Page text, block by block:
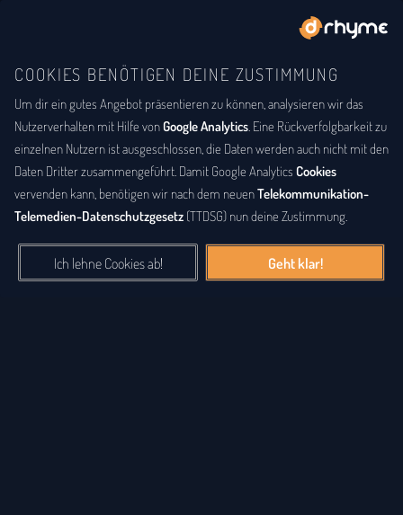
COOKIES BENÖTIGEN DEINE ZUSTIMMUNG
Um dir ein gutes Angebot präsentieren zu können, analysieren wir das
Nutzerverhalten mit Hilfe vonGoogle Analytics. Eine Rückverfolgbarkeit zu
einzelnen Nutzern ist ausgeschlossen, die Daten werden auch nicht mit den
Daten Dritter zusammengeführt. Damit Google Analytics Cookies
vervenden kann, benötigen wir nach dem neuenTelekommunikation-
Telemedien-Datenschutzgesetz (TTDSG) nun deine Zustimmung.
Ich lehne Cookies ab! Geht klar!
BUCHSTABENTAUSCH ANAGRAMM
Anagramm-Lexikon
DasAnagrammlexikonbietet eine alphabetische Auflistung aller
Wörter, zu denen Anagramme existieren. EinAnagrammist eine
Buchstabenfolge, die durch Vertauschung der Buchstaben einer
Wörter und auch ganze Sätze sein. Bei diesem Lexikon hingegen
geht es einzig um real existierende, einzelne Wörter, die durch